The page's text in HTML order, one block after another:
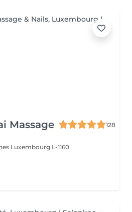
Massage
128
Luxembourg L-1160